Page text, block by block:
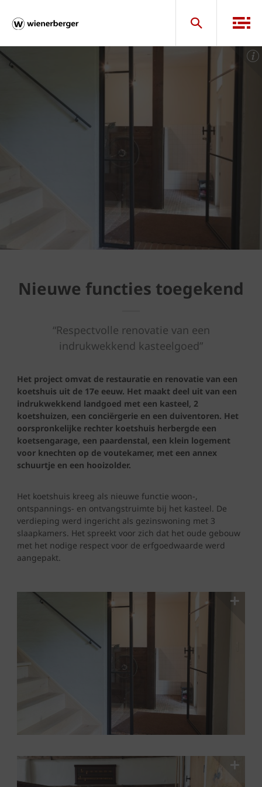
Nieuwe functies toegekend
“Respectvolle renovatie van een
indrukwekkend kasteelgoed”
Het project omvat de restauratie en renovatie van een
koetshuis uit de 17e eeuw. Het maakt deel uit van een
indrukwekkend landgoed met een kasteel, 2
koetshuizen, een conciërgerie en een duiventoren. Het
oorspronkelijke rechter koetshuis herbergde een
koetsengarage, een paardenstal, een klein logement
voor knechten op de voutekamer, met een annex
schuurtje en een hooizolder.
Het koetshuis kreeg als nieuwe functie woon-,
ontspannings- en ontvangstruimte bij het kasteel. De
verdieping werd ingericht als gezinswoning met 3
slaapkamers. Het spreekt voor zich dat het oude gebouw
met het nodige respect voor de erfgoedwaarde werd
aangepakt.